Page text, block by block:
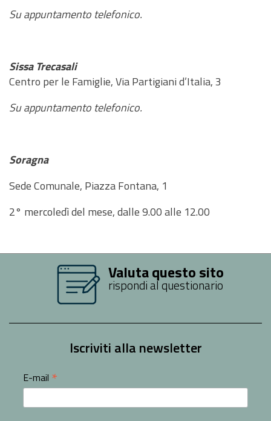
Su appuntamento telefonico.
Sissa Trecasali
Centro per le Famiglie, Via Partigiani d’Italia, 3
Su appuntamento telefonico.
Soragna
Sede Comunale, Piazza Fontana, 1
2° mercoledì del mese, dalle 9.00 alle 12.00
Valuta questo sito
rispondi al questionario
Iscriviti alla newsletter
E-mail *